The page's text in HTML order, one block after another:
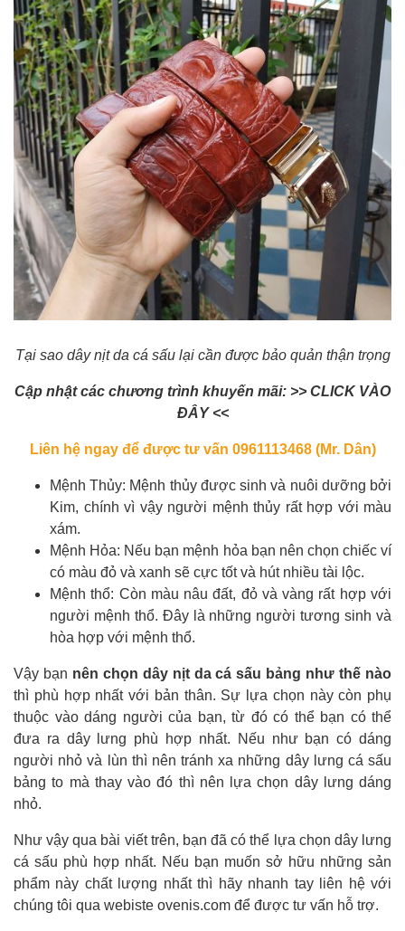
Tại sao dây nịt da cá sấu lại cần được bảo quản thận trọng
Cập nhật các chương trình khuyến mãi: >> CLICK VÀO
ĐÂY<<
Liên hệ ngay để được tư vấn 0961113468 (Mr. Dân)
Mệnh Thủy: Mệnh thủy được sinh và nuôi dưỡng bởi
Kim, chính vì vậy người mệnh thủy rất hợp với màu
xám.
Mệnh Hỏa: Nếu bạn mệnh hỏa bạn nên chọn chiếc ví
có màu đỏ và xanh sẽ cực tốt và hút nhiều tài lộc.
Mệnh thổ: Còn màu nâu đất, đỏ và vàng rất hợp với
người mệnh thổ. Đây là những người tương sinh và
hòa hợp với mệnh thổ.
Vậy bạn nên chọn dây nịt da cá sấu bảng như thế nào
thì phù hợp nhất với bản thân. Sự lựa chọn này còn phụ
thuộc vào dáng người của bạn, từ đó có thể bạn có thể
đưa ra dây lưng phù hợp nhất. Nếu như bạn có dáng
người nhỏ và lùn thì nên tránh xa những dây lưng cá sấu
bảng to mà thay vào đó thì nên lựa chọn dây lưng dáng
nhỏ.
Như vậy qua bài viết trên, bạn đã có thể lựa chọn dây lưng
cá sấu phù hợp nhất. Nếu bạn muốn sở hữu những sản
phẩm này chất lượng nhất thì hãy nhanh tay liên hệ với
chúng tôi qua webiste ovenis.com để được tư vấn hỗ trợ.